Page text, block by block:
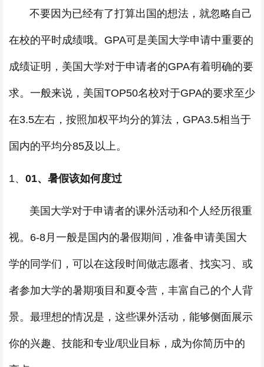
不要因为已经有了打算出国的想法，就忽略自己
在校的平时成绩哦。GPA可是美国大学申请中重要的
成绩证明，美国大学对于申请者的GPA有着明确的要
求。一般来说，美国TOP50名校对于GPA的要求至少
在3.5左右，按照加权平均分的算法，GPA3.5相当于
国内的平均分85及以上。
1、 01、暑假该如何度过
美国大学对于申请者的课外活动和个人经历很重
视。6-8月一般是国内的暑假期间，准备申请美国大
学的同学们，可以在这段时间做志愿者、找实习、或
者参加大学的暑期项目和夏令营，丰富自己的个人背
景。最理想的情况是，这些课外活动，能够侧面展示
你的兴趣、技能和专业/职业目标，成为你简历中的